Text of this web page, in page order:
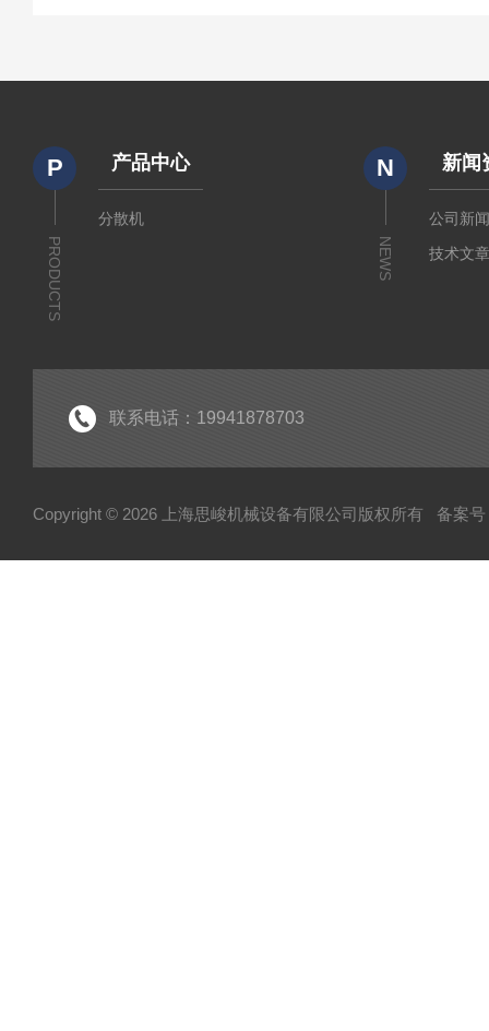
P
PRODUCTS
产品中心
分散机
N
NEWS
新闻
公司新
技术文
联系电话：19941878703
Copyright © 2026 上海思峻机械设备有限公司版权所有 备案号